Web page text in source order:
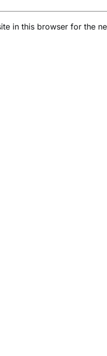
in this browser for the